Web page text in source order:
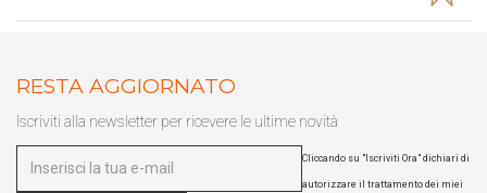
RESTA AGGIORNATO
Iscriviti alla newsletter per ricevere le ultime novità
Cliccando su "Iscriviti Ora" dichiari di
autorizzare il trattamento dei miei